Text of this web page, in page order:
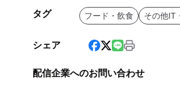
タグ フード・飲食 その他IT
シェア
配信企業へのお問い合わせ